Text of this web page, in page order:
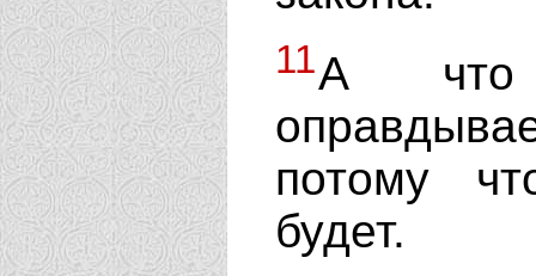
11А что
потому
будет.